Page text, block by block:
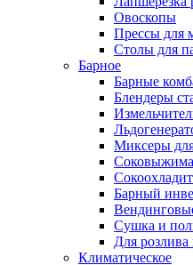
Овоскопы
Прессы для
Столы для
Барное
Барные
Блендеры
Миксеры
Барный
Сушка и
Для розлива
Климатическое